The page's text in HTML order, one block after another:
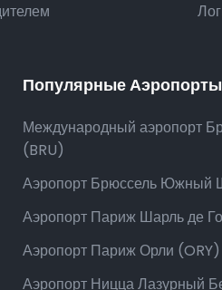
Популярные Аэропорты
Международный аэропорт
(BRU)
Аэропорт Брюссель Южный
Аэропорт Париж Шарль де
Аэропорт Париж Орли (ORY)
Аэропорт Ницца Лазурный